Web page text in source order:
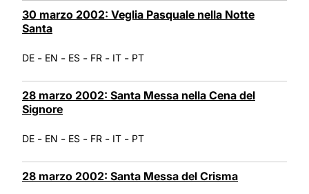
30 marzo 2002: Veglia Pasquale nella Notte
Santa
DE - EN - ES - FR - IT - PT
28 marzo 2002: Santa Messa nella Cena del
Signore
DE - EN - ES - FR - IT - PT
28 marzo 2002: Santa Messa del Crisma